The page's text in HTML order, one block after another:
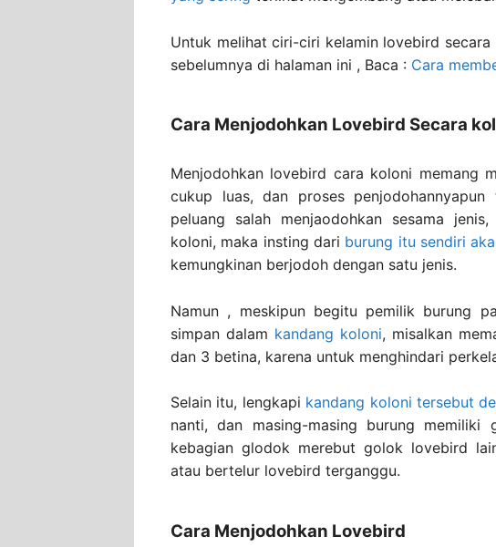
Untuk melihat ciri-ciri kelamin lovebird
sebelumnya di halaman ini , Baca : Cara
Cara Menjodohkan Lovebird Secara
Menjodohkan lovebird cara koloni memang
cukup luas, dan proses
peluang salah menjaodohkan sesama
koloni, maka insting dari burung itu sendiri
kemungkinan berjodoh dengan satu jenis.
Namun , meskipun begitu pemilik burung
simpan dalam kandang koloni, misalkan
dan 3 betina, karena untuk menghindari
Selain itu, lengkapi kandang koloni tersebut
nanti, dan masing-masing burung
kebagian glodok merebut golok lovebird
atau bertelur lovebird terganggu.
Cara Menjodohkan Lovebird